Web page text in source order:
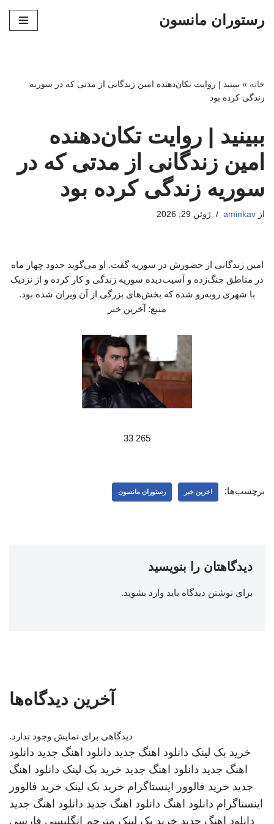
رستوران مانسون
خانه » ببینید | روایت تکان‌دهنده امین زندگانی از مدتی که در سوریه
زندگی کرده بود
ببینید | روایت تکان‌دهنده
امین زندگانی از مدتی که در
سوریه زندگی کرده بود
از aminkav ژوئن 29, 2026
امین زندگانی از حضورش در سوریه گفت. او می‌گوید حدود چهار ماه
در مناطق جنگ‌زده و آسیب‌دیده سوریه زندگی و کار کرده و از نزدیک
با شهری روبه‌رو شده که بخش‌های بزرگی از آن ویران شده بود.
منبع: آخرین خبر
265 33
برچسب‌ها: اخرین خبر رستوران مانسون
دیدگاهتان را بنویسید
برای نوشتن دیدگاه باید وارد بشوید.
آخرین دیدگاه‌ها
دیدگاهی برای نمایش وجود ندارد.
خرید بک لینک دانلود اهنگ جدید دانلود اهنگ جدید دانلود
اهنگ جدید دانلود اهنگ جدید خرید بک لینک دانلود اهنگ
جدید خرید فالوور اینستاگرام خرید بک لینک خرید فالوور
اینستاگرام دانلود اهنگ دانلود اهنگ جدید دانلود اهنگ جدید
دانلود اهنگ جدید خرید بک لینک مترجم انگلیسی فارسی